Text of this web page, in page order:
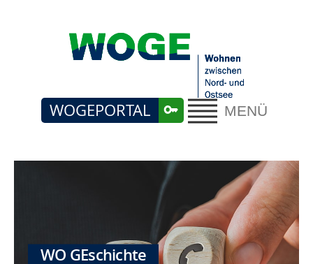
MENÜ
WOGEPORTAL
WO GEschichte